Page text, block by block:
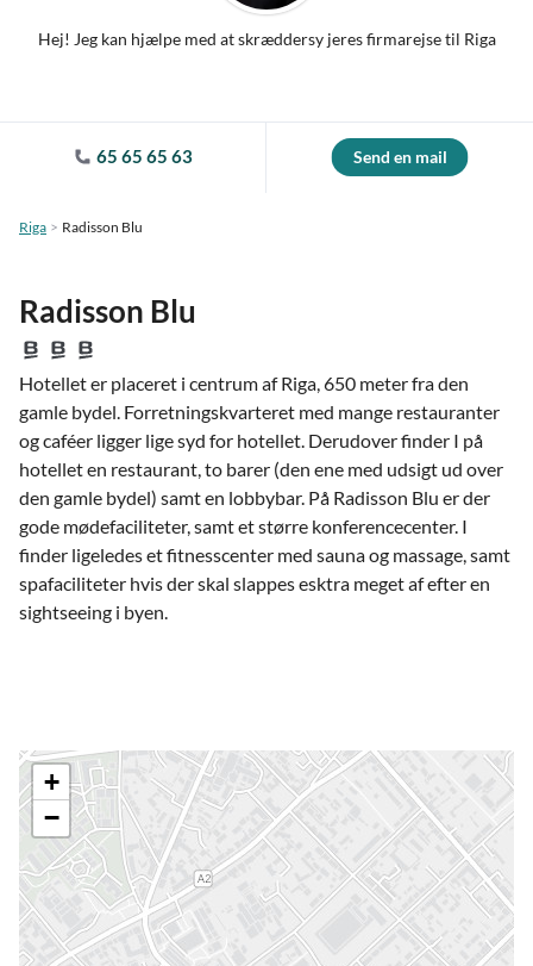
Hej! Jeg kan hjælpe med at skræddersy jeres firmarejse til Riga
65 65 65 63 Send en mail
Riga Radisson Blu
Radisson Blu
Hotellet er placeret i centrum af Riga, 650 meter fra den
gamle bydel. Forretningskvarteret med mange restauranter
og caféer ligger lige syd for hotellet. Derudover finder I på
hotellet en restaurant, to barer (den ene med udsigt ud over
den gamle bydel) samt en lobbybar. På Radisson Blu er der
gode mødefaciliteter, samt et større konferencecenter. I
finder ligeledes et fitnesscenter med sauna og massage, samt
spafaciliteter hvis der skal slappes esktra meget af efter en
sightseeing i byen.
+
−